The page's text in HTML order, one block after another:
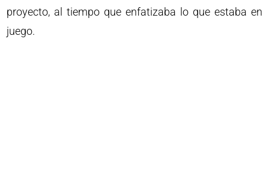
proyecto, al tiempo que enfatizaba lo que estaba en
juego.